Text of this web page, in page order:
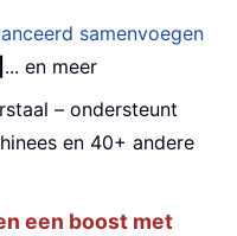
samenvoegen
... en meer
– ondersteunt
en 40+ andere
een boost met